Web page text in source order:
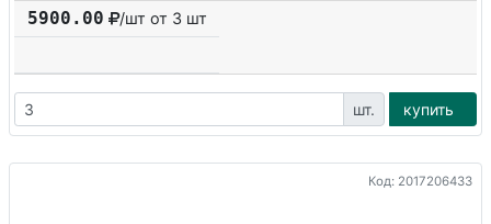
5900.00 /шт от 3 шт
шт. купить
Код: 2017206433